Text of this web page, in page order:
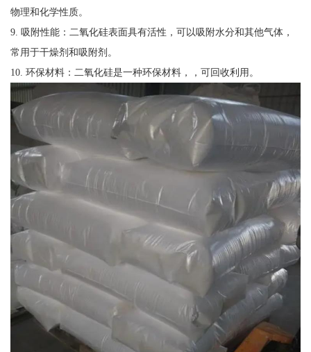
物理和化学性质。
9. 吸附性能：二氧化硅表面具有活性，可以吸附水分和其他气体，
常用于干燥剂和吸附剂。
10. 环保材料：二氧化硅是一种环保材料，，可回收利用。